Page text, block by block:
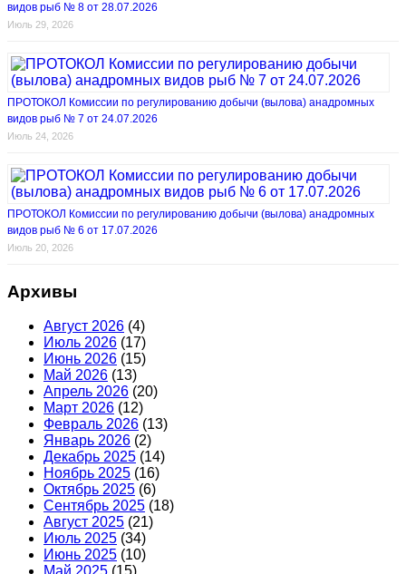
видов рыб № 8 от 28.07.2026
Июль 29, 2026
ПРОТОКОЛ Комиссии по регулированию добычи (вылова) анадромных
видов рыб № 7 от 24.07.2026
Июль 24, 2026
ПРОТОКОЛ Комиссии по регулированию добычи (вылова) анадромных
видов рыб № 6 от 17.07.2026
Июль 20, 2026
Архивы
Август 2026 (4)
Июль 2026 (17)
Июнь 2026 (15)
Май 2026 (13)
Апрель 2026 (20)
Март 2026 (12)
Февраль 2026 (13)
Январь 2026 (2)
Декабрь 2025 (14)
Ноябрь 2025 (16)
Октябрь 2025 (6)
Сентябрь 2025 (18)
Август 2025 (21)
Июль 2025 (34)
Июнь 2025 (10)